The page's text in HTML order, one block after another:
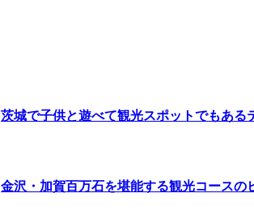
茨城で子供と遊べて観光スポットでもある
金沢・加賀百万石を堪能する観光コースの